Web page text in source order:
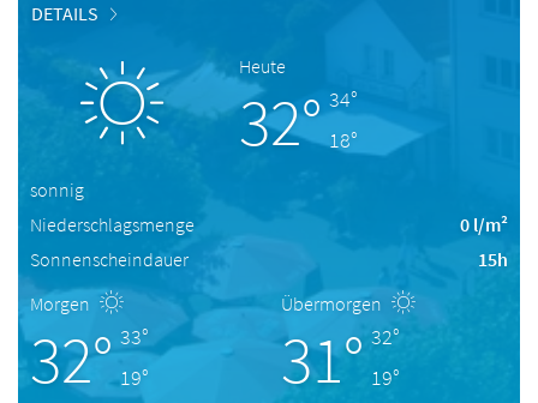
DETAILS
Heute
32° 34°
18°
sonnig
Niederschlagsmenge
0 l/m²
Sonnenscheindauer
15h
Morgen
32° 33°
19°
Übermorgen
31° 32°
19°